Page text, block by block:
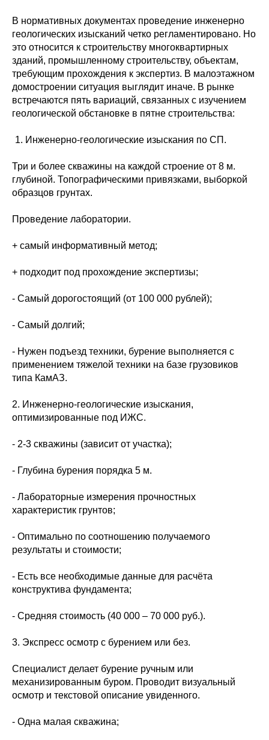
В нормативных документах проведение инженерно
геологических изысканий четко регламентировано. Но
это относится к строительству многоквартирных
зданий, промышленному строительству, объектам,
требующим прохождения к экспертиз. В малоэтажном
домостроении ситуация выглядит иначе. В рынке
встречаются пять вариаций, связанных с изучением
геологической обстановке в пятне строительства:
Инженерно-геологические изыскания по СП.
Три и более скважины на каждой строение от 8 м.
глубиной. Топографическими привязками, выборкой
образцов грунтах.
Проведение лаборатории.
+ самый информативный метод;
+ подходит под прохождение экспертизы;
- Самый дорогостоящий (от 100 000 рублей);
- Самый долгий;
- Нужен подъезд техники, бурение выполняется с
применением тяжелой техники на базе грузовиков
типа КамАЗ.
2. Инженерно-геологические изыскания,
оптимизированные под ИЖС.
- 2-3 скважины (зависит от участка);
- Глубина бурения порядка 5 м.
- Лабораторные измерения прочностных
характеристик грунтов;
- Оптимально по соотношению получаемого
результаты и стоимости;
- Есть все необходимые данные для расчёта
конструктива фундамента;
- Средняя стоимость (40 000 – 70 000 руб.).
3. Экспресс осмотр с бурением или без.
Специалист делает бурение ручным или
механизированным буром. Проводит визуальный
осмотр и текстовой описание увиденного.
- Одна малая скважина;